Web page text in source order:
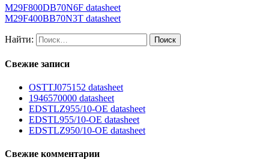
M29F800DB70N6F datasheet
M29F400BB70N3T datasheet
Найти:
Свежие записи
OSTTJ075152 datasheet
1946570000 datasheet
EDSTLZ955/10-OE datasheet
EDSTL955/10-OE datasheet
EDSTLZ950/10-OE datasheet
Свежие комментарии